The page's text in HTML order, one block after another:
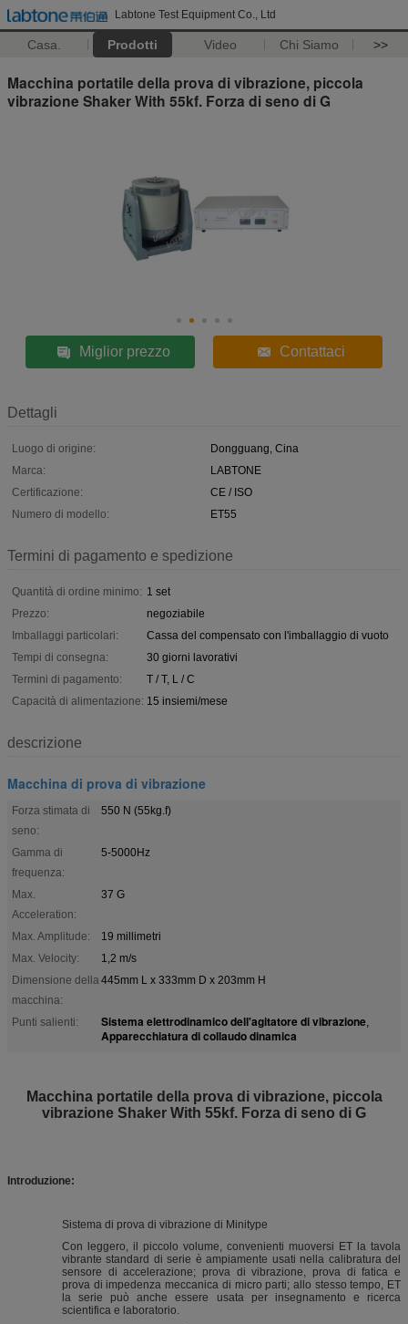
Labtone Test Equipment Co., Ltd
Casa. Prodotti Video Chi Siamo >>
Macchina portatile della prova di vibrazione, piccola
vibrazione Shaker With 55kf. Forza di seno di G
Miglior prezzo Contattaci
Dettagli
Luogo di origine:
Dongguang, Cina
Marca:
LABTONE
Certificazione:
CE / ISO
Numero di modello:
ET55
Termini di pagamento e spedizione
Quantità di ordine minimo: 1 set
Prezzo:
negoziabile
Imballaggi particolari:
Cassa del compensato con l'imballaggio di vuoto
Tempi di consegna:
30 giorni lavorativi
Termini di pagamento:
T / T, L / C
Capacità di alimentazione: 15 insiemi/mese
descrizione
Macchina di prova di vibrazione
Forza stimata di
seno:
550 N (55kg.f)
Gamma di
frequenza:
5-5000Hz
Max.
Acceleration:
37 G
Max. Amplitude:
19 millimetri
Max. Velocity:
1,2 m/s
Dimensione della
macchina:
445mm L x 333mm D x 203mm H
Punti salienti: Sistema elettrodinamico dell'agitatore di vibrazione,
Apparecchiatura di collaudo dinamica
Macchina portatile della prova di vibrazione, piccola
vibrazione Shaker With 55kf. Forza di seno di G
Introduzione:
Sistema di prova di vibrazione di Minitype
Con leggero, il piccolo volume, convenienti muoversi ET la tavola
vibrante standard di serie è ampiamente usati nella calibratura del
sensore di accelerazione; prova di vibrazione, prova di fatica e
prova di impedenza meccanica di micro parti; allo stesso tempo, ET
la serie può anche essere usata per insegnamento e ricerca
scientifica e laboratorio.